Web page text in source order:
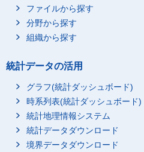
ファイルから探す
分野から探す
組織から探す
統計データの活用
グラフ(統計ダッシュボード)
時系列表(統計ダッシュボード)
統計地理情報システム
統計データダウンロード
境界データダウンロード